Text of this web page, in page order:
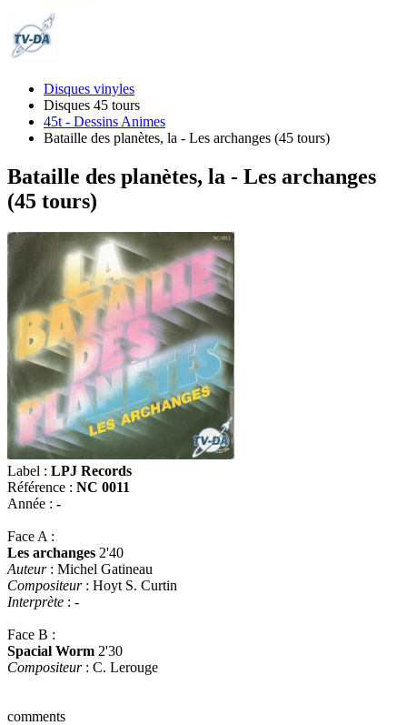
Disques vinyles
Disques 45 tours
45t - Dessins Animes
Bataille des planètes, la - Les archanges (45 tours)
Bataille des planètes, la - Les archanges
(45 tours)
Label : LPJ Records
Référence : NC 0011
Année : -
Face A :
Les archanges 2'40
Auteur: Michel Gatineau
Compositeur: Hoyt S. Curtin
Interprète : -
Face B :
Spacial Worm 2'30
Compositeur: C. Lerouge
comments